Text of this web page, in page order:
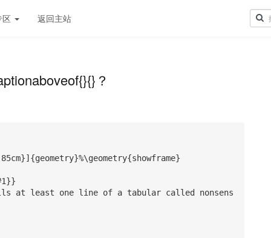
区 返回主站
？
fills at least one line of a tabular called nonsens